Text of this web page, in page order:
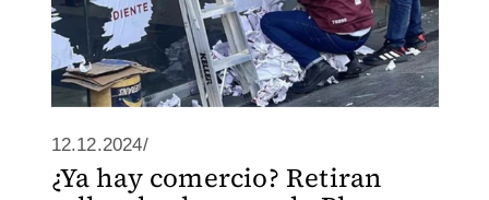
12.12.2024/
¿Ya hay comercio? Retiran